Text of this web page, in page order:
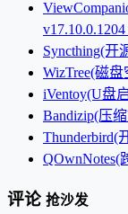
Syncthing(开
WizTree(磁
iVentoy(U盘
Bandizip(压
Thunderbird(
QOwnNotes(
评论 抢沙发